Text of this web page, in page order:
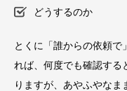
どうするのか
とくに「誰からの依頼で
れば、何度でも確認する
りますが、あやふやなま